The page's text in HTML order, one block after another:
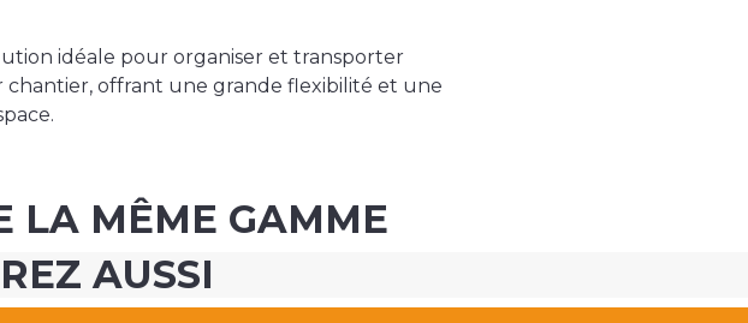
idéale pour organiser et transporter
chantier, offrant une grande flexibilité et une
LA MÊME GAMME
AUSSI